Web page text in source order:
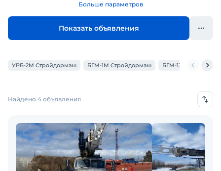
Больше параметров
Показать объявления
УРБ-2М Стройдормаш БГМ-1М Стройдормаш БГМ-13
Найдено 4 объявления